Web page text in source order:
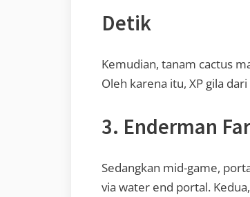
Detik
Kemudian, tanam cactus
Oleh karena itu, XP gila
3. Enderman
Sedangkan mid-game,
via water end portal.